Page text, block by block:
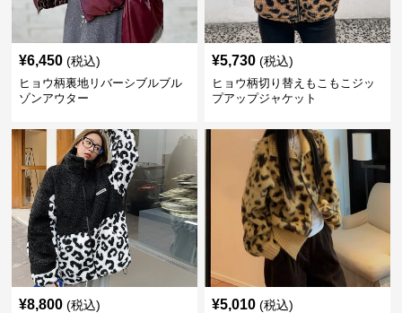
¥6,450 (税込)
ヒョウ柄裏地リバーシブルブル
ゾンアウター
¥5,730 (税込)
ヒョウ柄切り替えもこもこジッ
プアップジャケット
¥8,800 (税込) ¥5,010 (税込)